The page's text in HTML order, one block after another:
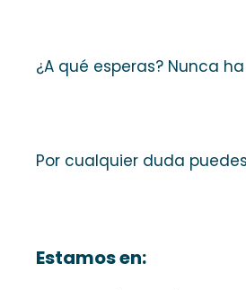
¿A qué esperas? Nunca
Por cualquier duda
Estamos en: